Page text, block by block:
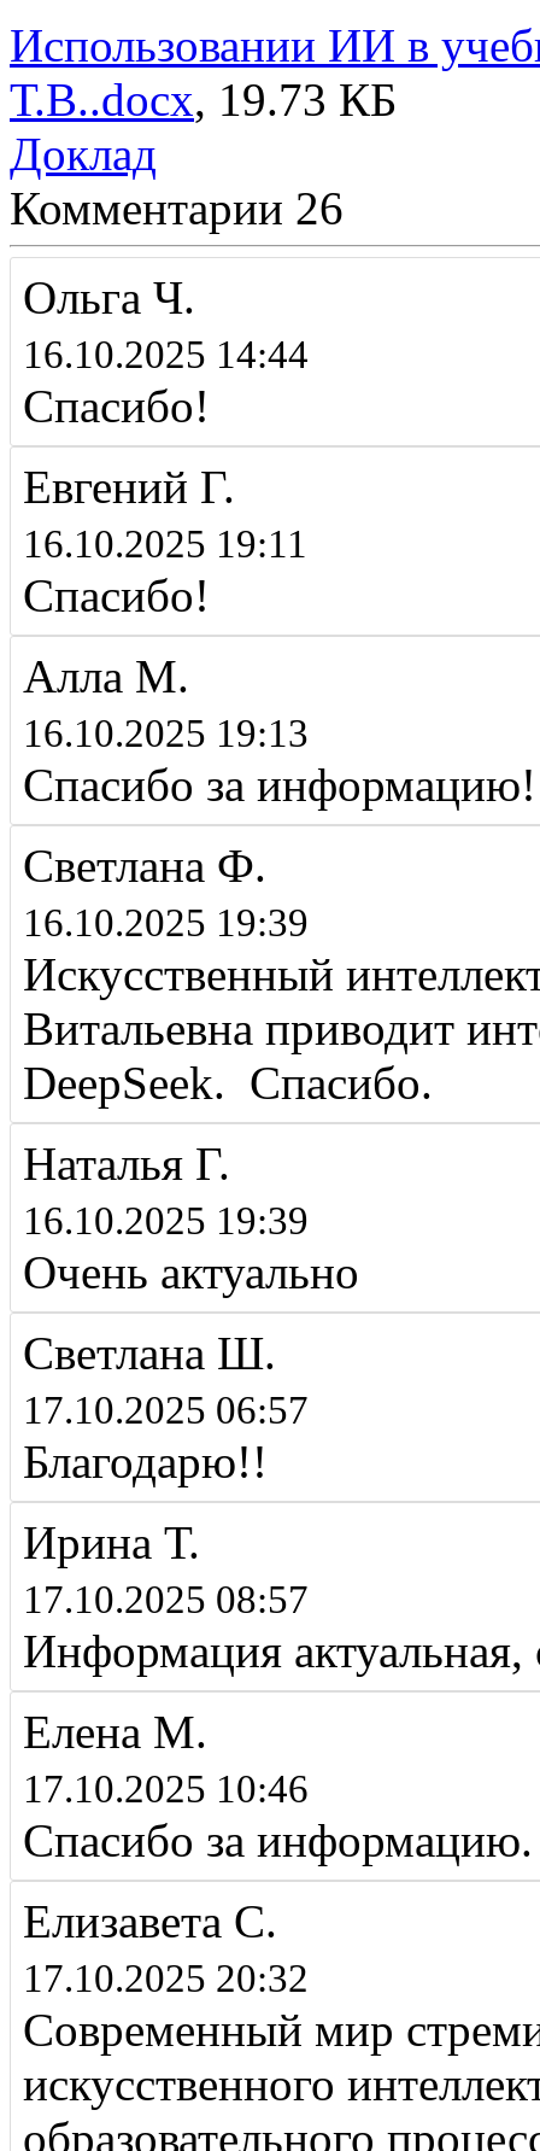
Использовании ИИ в
Т.В..docx, 19.73 КБ
Доклад
Комментарии 26
Ольга Ч.
16.10.2025 14:44
Спасибо!
Евгений Г.
16.10.2025 19:11
Спасибо!
Алла М.
16.10.2025 19:13
Спасибо за информацию!
Светлана Ф.
16.10.2025 19:39
Искусственный
Витальевна приводит
DeepSeek. Спасибо.
Наталья Г.
16.10.2025 19:39
Очень актуально
Светлана Ш.
17.10.2025 06:57
Благодарю!!
Ирина Т.
17.10.2025 08:57
Информация актуальная,
Елена М.
17.10.2025 10:46
Спасибо за информацию.
Елизавета С.
17.10.2025 20:32
Современный мир
искусственного
образовательного